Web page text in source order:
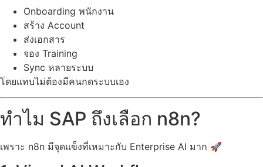
Onboarding พนักงาน
สร้าง Account
ส่งเอกสาร
จอง Training
Sync หลายระบบ
โดยแทบไม่ต้องมีคนกดระบบเอง
ทำไม SAP ถึงเลือก n8n?
เพราะ n8n มีจุดแข็งที่เหมาะกับ Enterprise AI มาก 🚀